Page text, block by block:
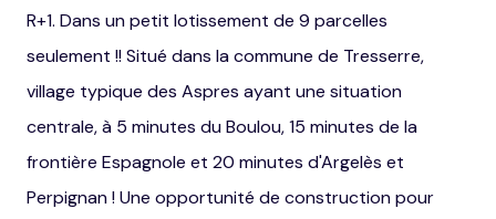
R+1. Dans un petit lotissement de 9 parcelles
seulement !! Situé dans la commune de Tresserre,
village typique des Aspres ayant une situation
centrale, à 5 minutes du Boulou, 15 minutes de la
frontière Espagnole et 20 minutes d'Argelès et
Perpignan ! Une opportunité de construction pour